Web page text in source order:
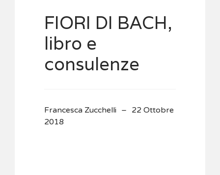
FIORI DI BACH,
libro e
consulenze
Francesca Zucchelli
22 Ottobre
2018